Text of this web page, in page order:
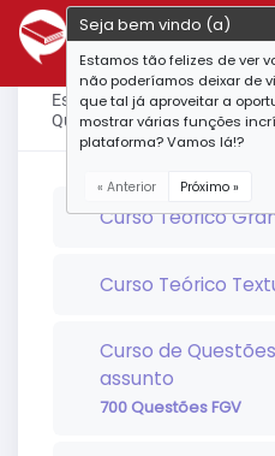
Estrutura do curso - PC-MG -
Questões
Curso Teórico
Curso Teórico
Curso de
assunto
700 Questões FGV
Seja bem vindo (a)
Estamos tão felizes de ver
não poderíamos deixar de
que tal já aproveitar a
mostrar várias funções
plataforma? Vamos lá!?
« Anterior Próximo »